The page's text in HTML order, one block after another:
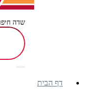
שדה
דף הבית